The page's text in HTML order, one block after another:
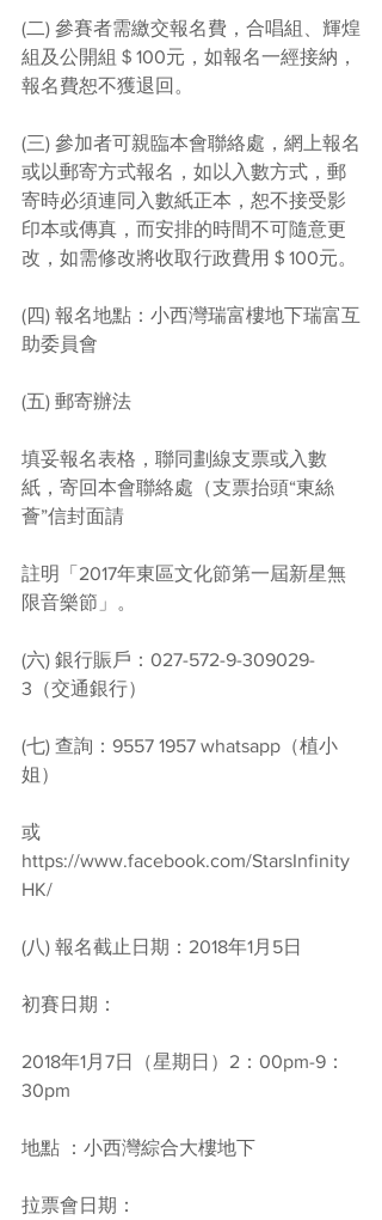
(二) 參賽者需繳交報名費，合唱組、輝煌
組及公開組＄100元，如報名一經接納，
報名費恕不獲退回。
(三) 參加者可親臨本會聯絡處，網上報名
或以郵寄方式報名，如以入數方式，郵
寄時必須連同入數紙正本，恕不接受影
印本或傳真，而安排的時間不可隨意更
改，如需修改將收取行政費用＄100元。
(四) 報名地點：小西灣瑞富樓地下瑞富互
助委員會
(五) 郵寄辦法
填妥報名表格，聯同劃線支票或入數
紙，寄回本會聯絡處（支票抬頭“東絲
薈”信封面請
註明「2017年東區文化節第一屆新星無
限音樂節」。
(六) 銀行賑戶：027-572-9-309029-
3（交通銀行）
(七) 查詢：9557 1957 whatsapp（植小
姐）
或
https://www.facebook.com/StarsInfinity
HK/
(八) 報名截止日期：2018年1月5日
初賽日期：
2018年1月7日（星期日）2：00pm-9：
30pm
地點 ：小西灣綜合大樓地下
拉票會日期：